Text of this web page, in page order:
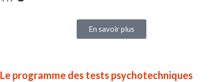
En savoir plus
Le programme des tests psychotechniques